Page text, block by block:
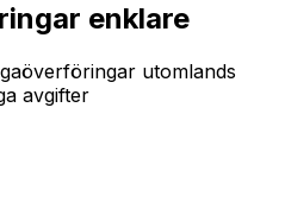
enklare
utomlands
avgifter